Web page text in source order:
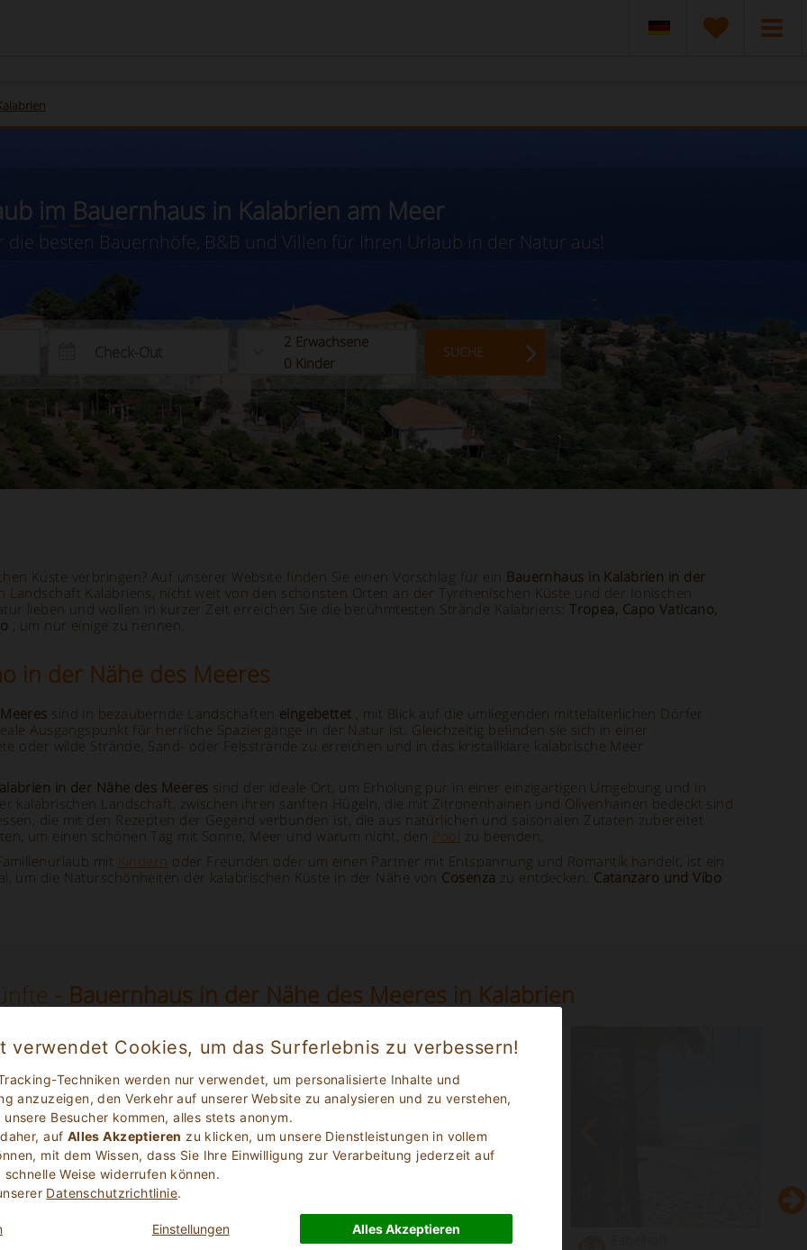
verwendet Cookies, um das Surferlebnis zu verbessern!
Techniken werden nur verwendet, um personalisierte Inhalte und
anzuzeigen, den Verkehr auf unserer Website zu analysieren und zu verstehen,
Besucher kommen, alles stets anonym.
auf Alles Akzeptieren zu klicken, um unsere Dienstleistungen in vollem
mit dem Wissen, dass Sie Ihre Einwilligung zur Verarbeitung jederzeit auf
Weise widerrufen können.
Datenschutzrichtlinie.
Einstellungen Alles Akzeptieren
im Bauernhaus in Kalabrien am Meer
die besten Bauernhöfe, B&B und Villen für Ihren Urlaub in der Natur aus!
2 Erwachsene
0 Kinder
SUCHE
Küste verbringen? Auf unserer Website finden Sie einen Vorschlag für ein Bauernhaus in Kalabrien in der
Kalabriens, nicht weit von den schönsten Orten an der Tyrrhenischen Küste und der Ionischen
lieben und wollen In kurzer Zeit erreichen Sie die berühmtesten Strände Kalabriens:Tropea, Capo Vaticano,
, um nur einige zu nennen.
in der Nähe des Meeres
sind in bezaubernde Landschaften eingebettet , mit Blick auf die umliegenden mittelalterlichen Dörfer
Ausgangspunkt für herrliche Spaziergänge in der Natur ist. Gleichzeitig befinden sie sich in einer
oder wilde Strände, Sand- oder Felsstrände zu erreichen und in das kristallklare kalabrische Meer
in der Nähe des Meeres sind der ideale Ort, um Erholung pur in einer einzigartigen Umgebung und in
kalabrischen Landschaft, zwischen ihren sanften Hügeln, die mit Zitronenhainen und Olivenhainen bedeckt sind
die mit den Rezepten der Gegend verbunden ist, die aus natürlichen und saisonalen Zutaten zubereitet
um einen schönen Tag mit Sonne, Meer und warum nicht, den Pool zu beenden.
mit Kindern oder Freunden oder um einen Partner mit Entspannung und Romantik handelt, ist ein
um die Naturschönheiten der kalabrischen Küste in der Nähe von Cosenza zu entdecken. Catanzaro und Vibo
- Bauernhaus in der Nähe des Meeres in Kalabrien
Fabelhaft